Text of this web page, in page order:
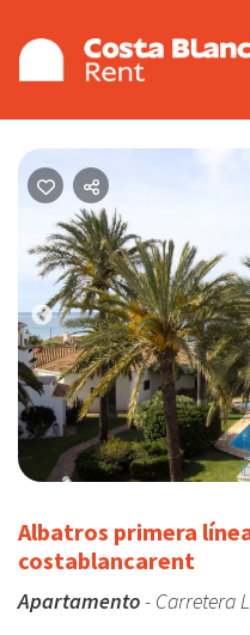
Previous
Albatros primera
costablancarent
Apartamento- Carretera